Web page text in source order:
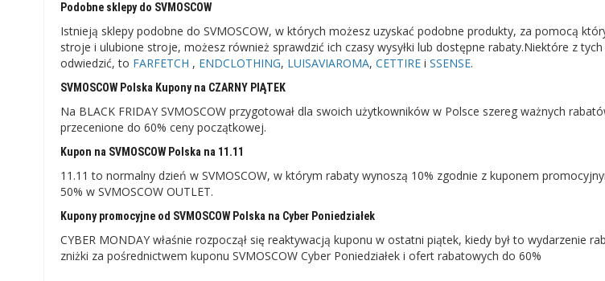
Podobne sklepy do SVMOSCOW
Istnieją sklepy podobne do SVMOSCOW, w których możesz uzyskać podobne produkty, za pomocą
stroje i ulubione stroje, możesz również sprawdzić ich czasy wysyłki lub dostępne rabaty.Niektóre z
odwiedzić, to FARFETCH , ENDCLOTHING, LUISAVIAROMA,CETTIRE iSSENSE.
SVMOSCOW Polska Kupony na CZARNY PIĄTEK
Na BLACK FRIDAY SVMOSCOW przygotował dla swoich użytkowników w Polsce szereg ważnych
przecenione do 60% ceny początkowej.
Kupon na SVMOSCOW Polska na 11.11
11.11 to normalny dzień w SVMOSCOW, w którym rabaty wynoszą 10% zgodnie z kuponem
50% w SVMOSCOW OUTLET.
Kupony promocyjne od SVMOSCOW Polska na Cyber ​​Poniedziałek
CYBER MONDAY właśnie rozpoczął się reaktywacją kuponu w ostatni piątek, kiedy był to wydarzenie
zniżki za pośrednictwem kuponu SVMOSCOW Cyber ​​​​Poniedziałek i ofert rabatowych do 60%